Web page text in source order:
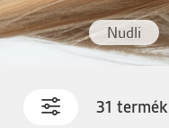
Nudli
31 termék